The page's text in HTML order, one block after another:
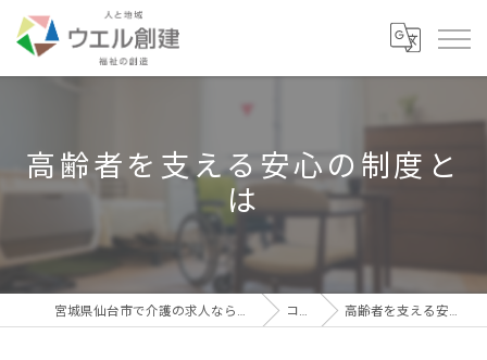
高齢者を支える安心の制度と
は
宮城県仙台市で介護の求人なら有限会社ウエル創建 コラム 高齢者を支える安心の制度とは